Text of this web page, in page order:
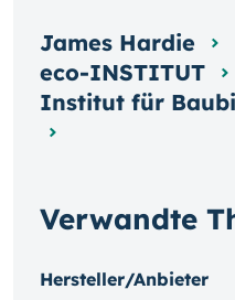
Verwandte
Hersteller/Anbieter
James Hardie
eco-INSTITUT
Institut für